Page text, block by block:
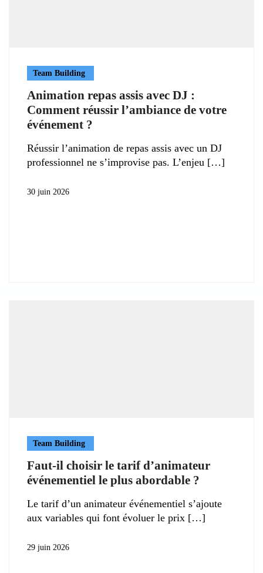
Team Building
Animation repas assis avec DJ :
Comment réussir l’ambiance de votre
événement ?
Réussir l’animation de repas assis avec un DJ
professionnel ne s’improvise pas. L’enjeu
30 juin 2026
Team Building
Faut-il choisir le tarif d’animateur
événementiel le plus abordable ?
Le tarif d’un animateur événementiel s’ajoute
aux variables qui font évoluer le prix
29 juin 2026